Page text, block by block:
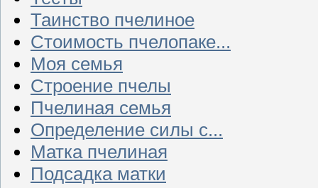
Таинство пчелиное
Стоимость пчелопаке...
Моя семья
Строение пчелы
Пчелиная семья
Определение силы с...
Матка пчелиная
Подсадка матки